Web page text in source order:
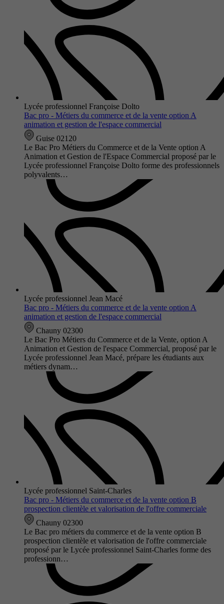
Lycée professionnel Françoise Dolto
Bac pro - Métiers du commerce et de la vente option A
animation et gestion de l'espace commercial
Guise 02120
Le Bac Pro Métiers du Commerce et de la Vente option A
Animation et Gestion de l'Espace Commercial proposé par le
Lycée professionnel Françoise Dolto forme des professionnels
polyvalents…
Lycée professionnel Jean Macé
Bac pro - Métiers du commerce et de la vente option A
animation et gestion de l'espace commercial
Chauny 02300
Le Bac Pro Métiers du Commerce et de la Vente, option A
Animation et Gestion de l'espace Commercial, proposé par le
Lycée professionnel Jean Macé, prépare les étudiants aux
métiers dynam…
Lycée professionnel Saint-Charles
Bac pro - Métiers du commerce et de la vente option B
prospection clientèle et valorisation de l'offre commerciale
Chauny 02300
Le Bac pro métiers du commerce et de la vente option B
prospection clientèle et valorisation de l'offre commerciale
proposé par le Lycée professionnel Saint-Charles forme des
professionn…